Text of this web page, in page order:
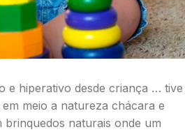
e hiperativo desde criança … tive
meio a natureza chácara e
naturais onde um